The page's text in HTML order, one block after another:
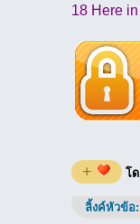
18 Here
+ โ
ลิ้งค์หัวข้อ: